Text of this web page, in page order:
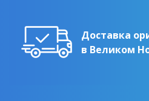
Доставка
в Великом